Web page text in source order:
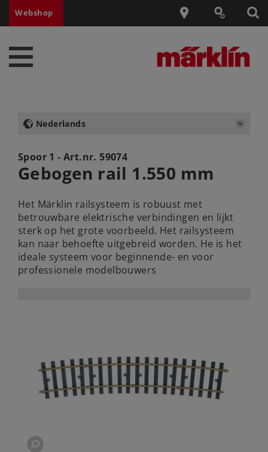
Webshop
Nederlands
Spoor 1 - Art.nr. 59074
Gebogen rail 1.550 mm
Het Märklin railsysteem is robuust met
betrouwbare elektrische verbindingen en lijkt
sterk op het grote voorbeeld. Het railsysteem
kan naar behoefte uitgebreid worden. He is het
ideale systeem voor beginnende- en voor
professionele modelbouwers